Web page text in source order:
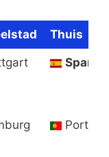
Thuis
Spanje